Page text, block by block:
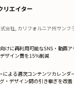
リエイター
会社, カリフォルニア州サンフ
けに再利用可能なSNS・動画
ザイン費を15%削減
による週次コンテンツカレンダ
・デザイン間の引き継ぎを改善